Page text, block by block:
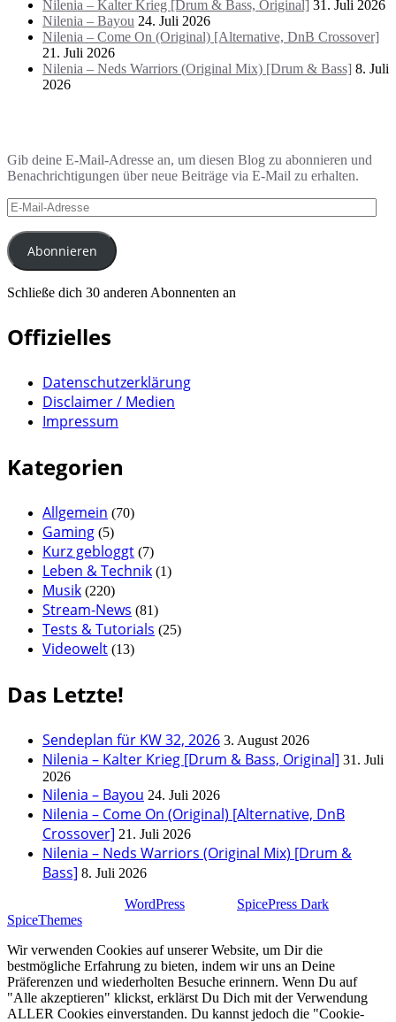
Nilenia – Kalter Krieg [Drum & Bass, Original] 31. Juli 2026
Nilenia – Bayou 24. Juli 2026
Nilenia – Come On (Original) [Alternative, DnB Crossover]
21. Juli 2026
Nilenia – Neds Warriors (Original Mix) [Drum & Bass] 8. Juli
2026
Gib deine E-Mail-Adresse an, um diesen Blog zu abonnieren und
Benachrichtigungen über neue Beiträge via E-Mail zu erhalten.
E-
Mail-
Adresse
Abonnieren
Schließe dich 30 anderen Abonnenten an
Offizielles
Datenschutzerklärung
Disclaimer / Medien
Impressum
Kategorien
Allgemein (70)
Gaming (5)
Kurz gebloggt (7)
Leben & Technik (1)
Musik (220)
Stream-News (81)
Tests & Tutorials (25)
Videowelt (13)
Das Letzte!
Sendeplan für KW 32, 2026 3. August 2026
Nilenia – Kalter Krieg [Drum & Bass, Original] 31. Juli
2026
Nilenia – Bayou 24. Juli 2026
Nilenia – Come On (Original) [Alternative, DnB
Crossover] 21. Juli 2026
Nilenia – Neds Warriors (Original Mix) [Drum &
Bass] 8. Juli 2026
WordPress SpicePress Dark
SpiceThemes
Wir verwenden Cookies auf unserer Website, um Dir die
bestmögliche Erfahrung zu bieten, indem wir uns an Deine
Präferenzen und wiederholten Besuche erinnern. Wenn Du auf
"Alle akzeptieren" klickst, erklärst Du Dich mit der Verwendung
ALLER Cookies einverstanden. Du kannst jedoch die "Cookie-